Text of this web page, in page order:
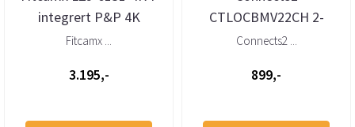
integrert P&P 4K
dashcam Alfa Romeo
Fitcamx ...
3.195,-
CTLOCBMV22CH 2-
kanals høy-til-l
Quadl...
Connects2 ...
899,-